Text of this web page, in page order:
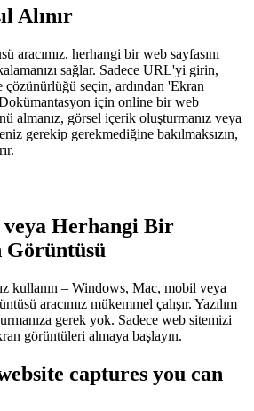
Alınır
aracımız, herhangi bir web sayfasını
sağlar. Sadece URL'yi girin,
seçin, ardından 'Ekran
için online bir web
almanız, görsel içerik oluşturmanız veya
gerekip gerekmediğine bakılmaksızın,
Herhangi Bir
Görüntüsü
kullanın – Windows, Mac, mobil veya
aracımız mükemmel çalışır. Yazılım
gerek yok. Sadece web sitemizi
görüntüleri almaya başlayın.
captures you can